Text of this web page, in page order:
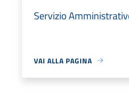
Servizio
VAI ALLA PAGINA